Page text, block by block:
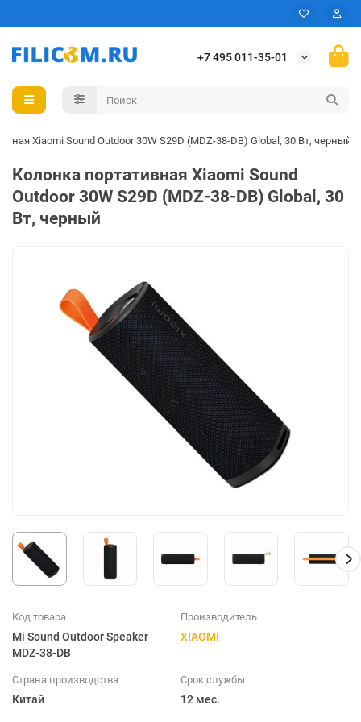
+7 495 011-35-01
Xiaomi Sound Outdoor 30W S29D (MDZ-38-DB) Global, 30 Вт, черный
Колонка портативная Xiaomi Sound
Outdoor 30W S29D (MDZ-38-DB) Global, 30
Вт, черный
Код товара
Mi Sound Outdoor Speaker
MDZ-38-DB
Производитель
XIAOMI
Страна производства
Китай
Срок службы
12 мес.